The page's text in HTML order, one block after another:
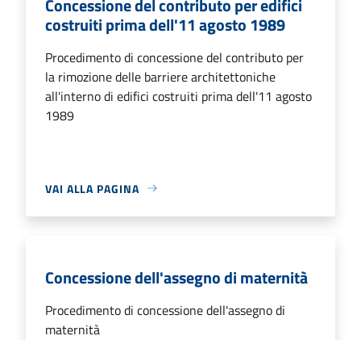
costruiti prima dell'11 agosto 1989
Procedimento di concessione del contributo per
la rimozione delle barriere architettoniche
all'interno di edifici costruiti prima dell'11 agosto
1989
VAI ALLA PAGINA
Concessione dell'assegno di maternità
Procedimento di concessione dell'assegno di
maternità